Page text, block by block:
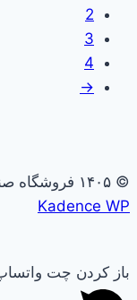
2
3
4
→
© ۱۴۰۵ فروشگاه صنعتی نیرکو - قالب وردپرس توسط
Kadence WP
باز کردن چت